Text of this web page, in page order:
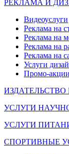
РЕКЛАМА И
Видеоуслуги
Реклама на
Реклама на
Реклама на
Реклама на
Услуги
Промо-акции
УСЛУГИ
УСЛУГИ
СПОРТИВНЫЕ